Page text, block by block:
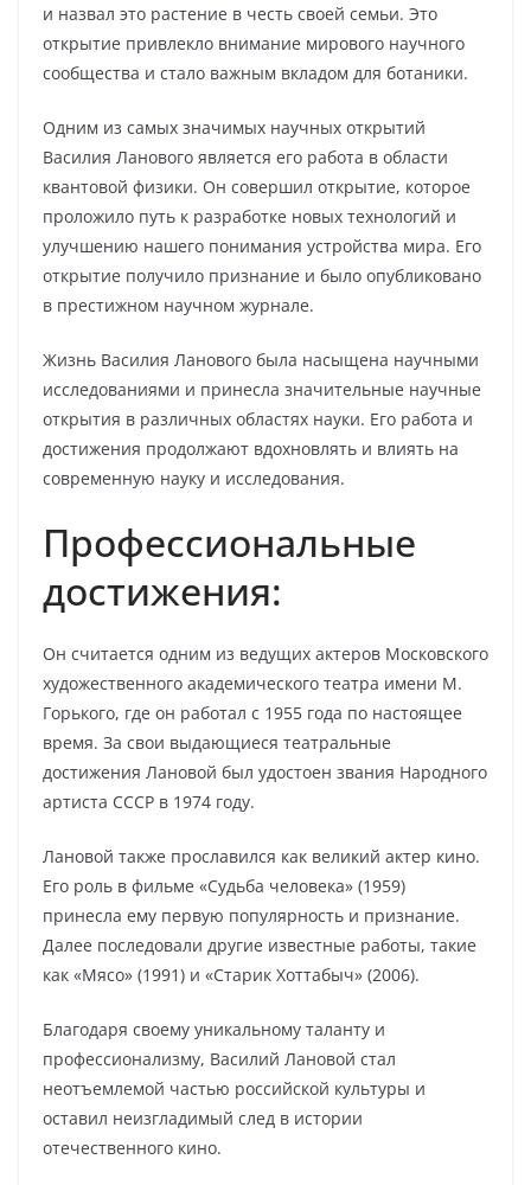
и назвал это растение в честь своей семьи. Это
открытие привлекло внимание мирового научного
сообщества и стало важным вкладом для ботаники.
Одним из самых значимых научных открытий
Василия Ланового является его работа в области
квантовой физики. Он совершил открытие, которое
проложило путь к разработке новых технологий и
улучшению нашего понимания устройства мира. Его
открытие получило признание и было опубликовано
в престижном научном журнале.
Жизнь Василия Ланового была насыщена научными
исследованиями и принесла значительные научные
открытия в различных областях науки. Его работа и
достижения продолжают вдохновлять и влиять на
современную науку и исследования.
Профессиональные
достижения:
Он считается одним из ведущих актеров Московского
художественного академического театра имени М.
Горького, где он работал с 1955 года по настоящее
время. За свои выдающиеся театральные
достижения Лановой был удостоен звания Народного
артиста СССР в 1974 году.
Лановой также прославился как великий актер кино.
Его роль в фильме «Судьба человека» (1959)
принесла ему первую популярность и признание.
Далее последовали другие известные работы, такие
как «Мясо» (1991) и «Старик Хоттабыч» (2006).
Благодаря своему уникальному таланту и
профессионализму, Василий Лановой стал
неотъемлемой частью российской культуры и
оставил неизгладимый след в истории
отечественного кино.